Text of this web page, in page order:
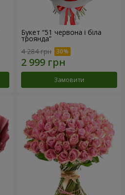
Букет “51 червона і біла
троянда”
4 284 грн
Замовити